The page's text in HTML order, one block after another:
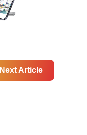
Next Article